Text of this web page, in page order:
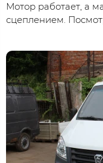
Мотор работает, а
сцеплением.